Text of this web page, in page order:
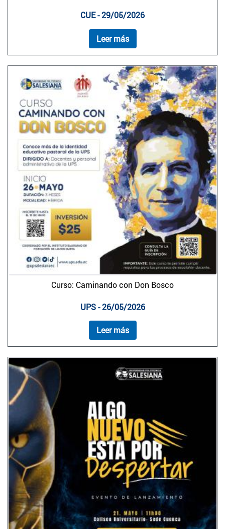
CUE - 29/05/2026
Leer más
Curso: Caminando con Don Bosco
UPS - 26/05/2026
Leer más